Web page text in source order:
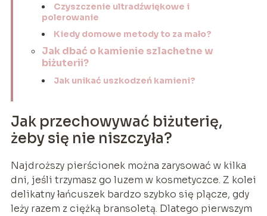
Czyszczenie ultradźwiękowe i
polerowanie
Kiedy domowe metody to za mało?
Jak dbać o kamienie szlachetne w
biżuterii?
Jak unikać uszkodzeń kamieni?
Jak przechowywać biżuterię,
żeby się nie niszczyła?
Najdroższy pierścionek można zarysować w kilka
dni, jeśli trzymasz go luzem w kosmetyczce. Z kolei
delikatny łańcuszek bardzo szybko się plącze, gdy
leży razem z ciężką bransoletą. Dlatego pierwszym